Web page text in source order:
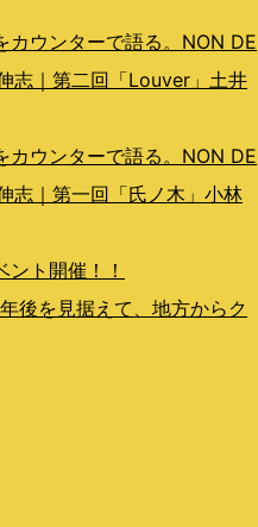
カウンターで語る。NON DE
志｜第二回「Louver」土井
カウンターで語る。NON DE
志｜第一回「氏ノ木」小林
ト開催！！
後を見据えて、地方からク